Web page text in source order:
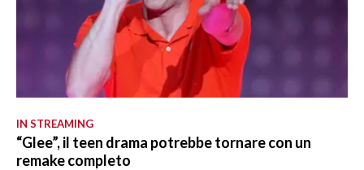
IN STREAMING
“Glee”, il teen drama potrebbe tornare con un
remake completo